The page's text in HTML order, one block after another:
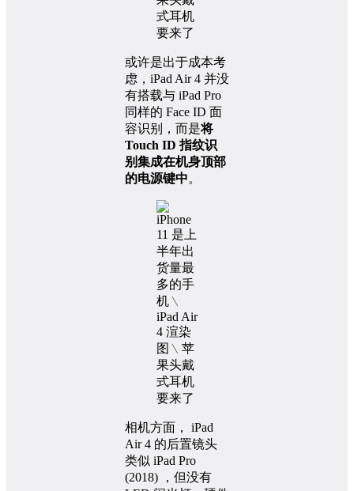
或许是出于成本考
虑，iPad Air 4 并没
有搭载与 iPad Pro
同样的 Face ID 面
容识别，而是将
Touch ID 指纹识
别集成在机身顶部
的电源键中。
相机方面， iPad
Air 4 的后置镜头
类似 iPad Pro
(2018) ，但没有